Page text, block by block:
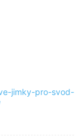
jimky-pro-svod-